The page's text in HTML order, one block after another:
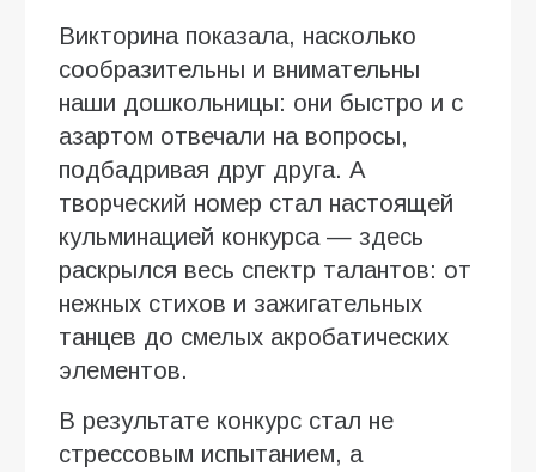
Викторина показала, насколько
сообразительны и внимательны
наши дошкольницы: они быстро и с
азартом отвечали на вопросы,
подбадривая друг друга. А
творческий номер стал настоящей
кульминацией конкурса — здесь
раскрылся весь спектр талантов: от
нежных стихов и зажигательных
танцев до смелых акробатических
элементов.
В результате конкурс стал не
стрессовым испытанием, а